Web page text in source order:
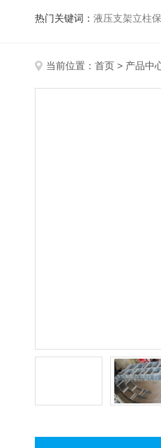
热门关键词： 液压支架立柱
当前位置： 首页 > 产品中